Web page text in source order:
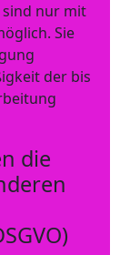
nur mit
Sie
der bis
die